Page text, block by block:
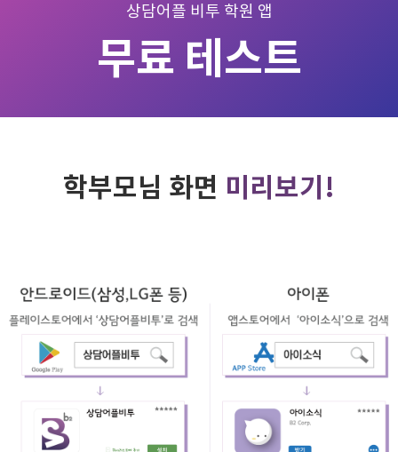
상담어플 비투 학원 앱
무료 테스트
학부모님 화면 미리보기!